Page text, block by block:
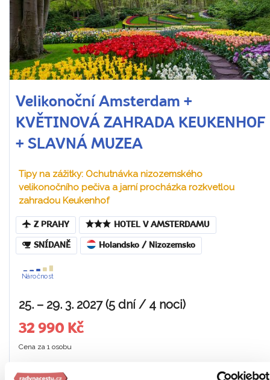
Velikonoční Amsterdam +
KVĚTINOVÁ ZAHRADA KEUKENHOF
+ SLAVNÁ MUZEA
Tipy na zážitky: Ochutnávka nizozemského
velikonočního pečiva a jarní procházka rozkvetlou
zahradou Keukenhof
Z PRAHY HOTEL V AMSTERDAMU
SNÍDANĚ Holandsko / Nizozemsko
Náročnost
25. – 29. 3. 2027 (5 dní / 4 noci)
32 990 Kč
Cena za 1 osobu